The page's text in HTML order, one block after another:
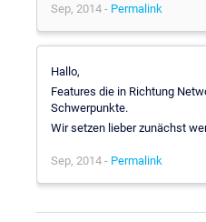
Sep, 2014 - Permalink
Hallo,
Features die in Richtung
Schwerpunkte.
Wir setzen lieber zunächst
Sep, 2014 - Permalink